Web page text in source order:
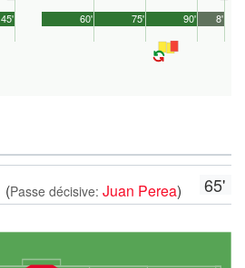
45' 90'
60' 75' 8'
65'
(Passe décisive: Juan Perea)